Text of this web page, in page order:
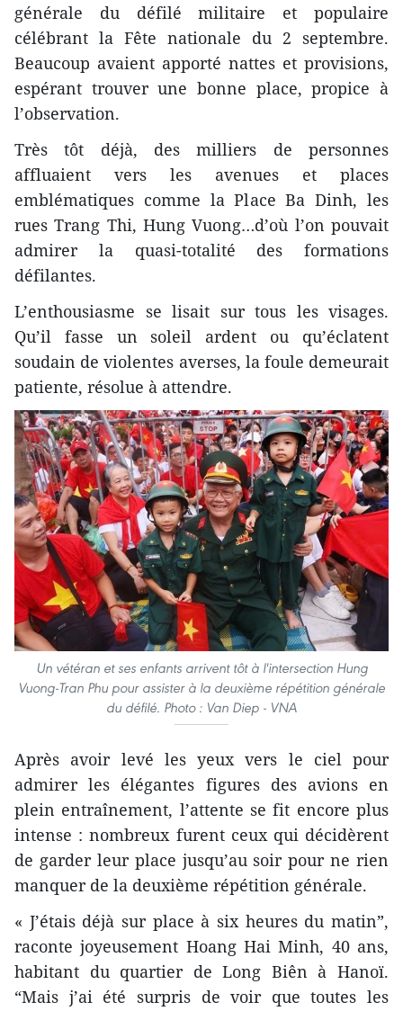
générale du défilé militaire et populaire
célébrant la Fête nationale du 2 septembre.
Beaucoup avaient apporté nattes et provisions,
espérant trouver une bonne place, propice à
l’observation.
Très tôt déjà, des milliers de personnes
affluaient vers les avenues et places
emblématiques comme la Place Ba Dinh, les
rues Trang Thi, Hung Vuong…d’où l’on pouvait
admirer la quasi-totalité des formations
défilantes.
L’enthousiasme se lisait sur tous les visages.
Qu’il fasse un soleil ardent ou qu’éclatent
soudain de violentes averses, la foule demeurait
patiente, résolue à attendre.
Un vétéran et ses enfants arrivent tôt à l'intersection Hung
Vuong-Tran Phu pour assister à la deuxième répétition générale
du défilé. Photo : Van Diep - VNA
Après avoir levé les yeux vers le ciel pour
admirer les élégantes figures des avions en
plein entraînement, l’attente se fit encore plus
intense : nombreux furent ceux qui décidèrent
de garder leur place jusqu’au soir pour ne rien
manquer de la deuxième répétition générale.
« J’étais déjà sur place à six heures du matin”,
raconte joyeusement Hoang Hai Minh, 40 ans,
habitant du quartier de Long Biên à Hanoï.
“Mais j’ai été surpris de voir que toutes les